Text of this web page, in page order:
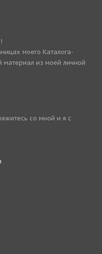
моего Каталога-
материал из моей личной
со мной и я с